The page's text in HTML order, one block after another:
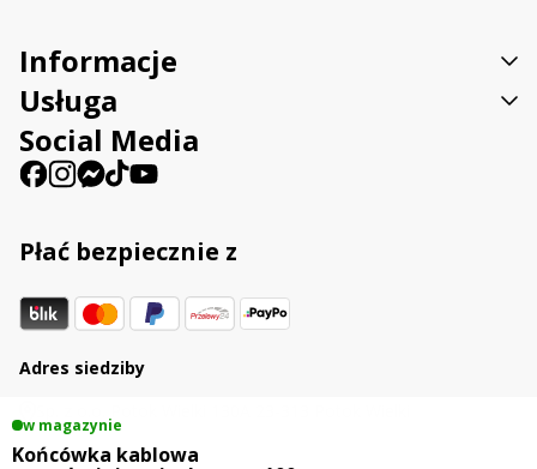
w magazynie
Końcówka kablowa
Informacje
Usługa
Social Media
Płać bezpiecznie z
Adres siedziby